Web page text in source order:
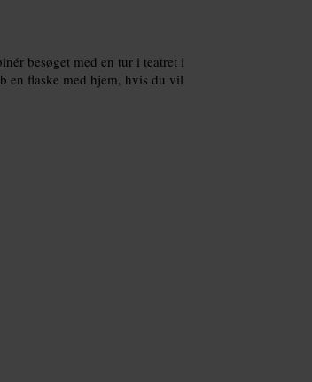
besøget med en tur i teatret i
en flaske med hjem, hvis du vil